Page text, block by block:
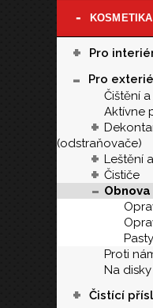
-
+ Pro
-
Pro
Čištění
Aktívne
+
(odstraňovače)
+ Leštění
+ Čističe
-
Proti
Na
+ Čistící